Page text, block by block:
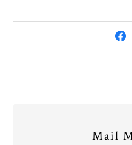
Mail